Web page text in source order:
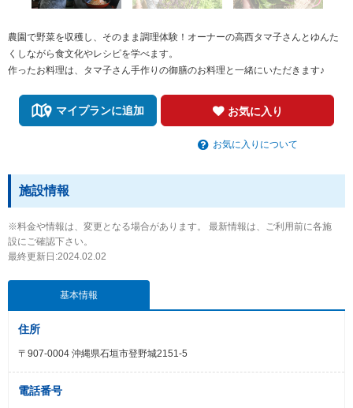
農園で野菜を収穫し、そのまま調理体験！オーナーの高西タマ子さんとゆんた
くしながら食文化やレシピを学べます。
作ったお料理は、タマ子さん手作りの御膳のお料理と一緒にいただきます♪
マイプランに追加 お気に入り
お気に入りについて
施設情報
※料金や情報は、変更となる場合があります。 最新情報は、ご利用前に各施
設にご確認下さい。
最終更新日:2024.02.02
基本情報
住所
〒907-0004 沖縄県石垣市登野城2151-5
電話番号